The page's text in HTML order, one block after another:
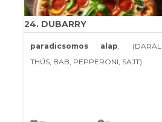
24. DUBARRY
paradicsomos alap, (DARÁL
THÚS, BAB, PEPPERONI, SAJT)